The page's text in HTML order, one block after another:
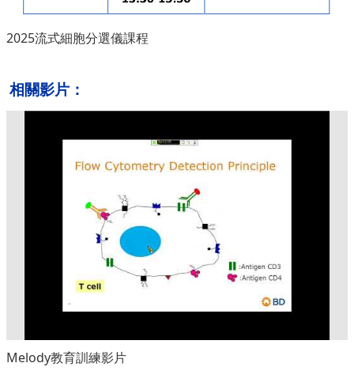
2025流式細胞分選儀課程
相關影片：
Melody教育訓練影片